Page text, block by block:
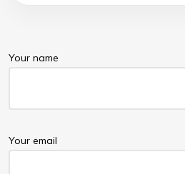
Your name
Your email